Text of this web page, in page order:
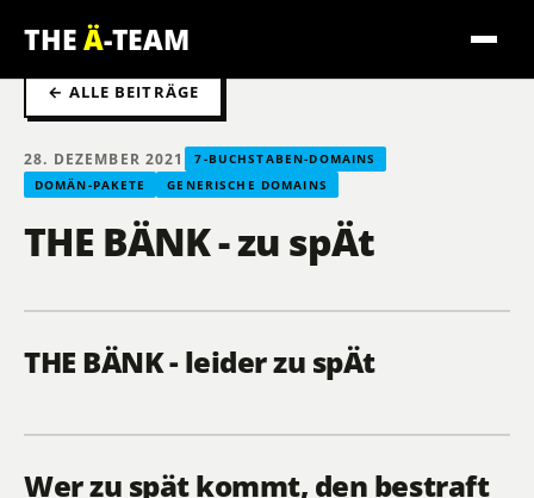
THEÄ-TEAM
← ALLE BEITRÄGE
28. DEZEMBER 2021
7-BUCHSTABEN-DOMAINS
DOMÄN-PAKETE
GENERISCHE DOMAINS
THE BÄNK - zu spÄt
THE BÄNK - leider zu spÄt
Wer zu spät kommt, den bestraft